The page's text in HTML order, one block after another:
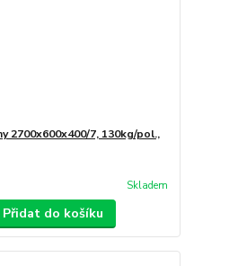
2700x600x400/7, 130kg/pol.,
Skladem
Přidat do košíku